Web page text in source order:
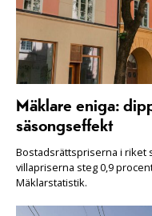
Mäklare eniga:
säsongseffekt
Bostadsrättspriserna i riket
villapriserna steg 0,9
Mäklarstatistik.